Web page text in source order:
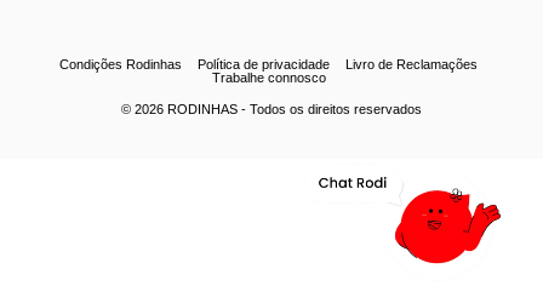
© 2026 RODINHAS - Todos os direitos reservados
Condições Rodinhas Política de privacidade
Livro de Reclamações
Trabalhe connosco